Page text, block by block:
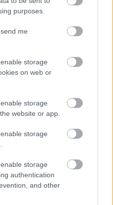
purposes.
me
storage
on web or
storage
website or app.
storage
storage
authentication
and other
A LÁTOGATÓKAT A
kiállításokkal készülnek a
idején ráadásul a Várkazamata